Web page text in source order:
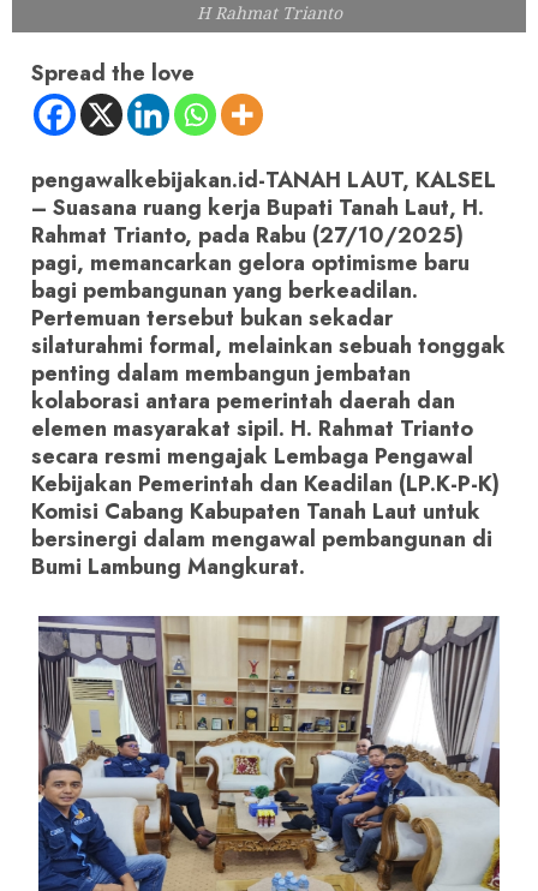
H Rahmat Trianto
Spread the love
pengawalkebijakan.id-TANAH LAUT, KALSEL
– Suasana ruang kerja Bupati Tanah Laut, H.
Rahmat Trianto, pada Rabu (27/10/2025)
pagi, memancarkan gelora optimisme baru
bagi pembangunan yang berkeadilan.
Pertemuan tersebut bukan sekadar
silaturahmi formal, melainkan sebuah tonggak
penting dalam membangun jembatan
kolaborasi antara pemerintah daerah dan
elemen masyarakat sipil. H. Rahmat Trianto
secara resmi mengajak Lembaga Pengawal
Kebijakan Pemerintah dan Keadilan (LP.K-P-K)
Komisi Cabang Kabupaten Tanah Laut untuk
bersinergi dalam mengawal pembangunan di
Bumi Lambung Mangkurat.